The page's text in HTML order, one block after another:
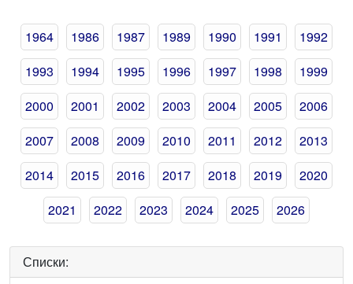
1964 1986 1987 1989 1990 1991
1992
1993
1994 1995 1996 1997 1998
1999
2000
2001 2002 2003 2004 2005
2006
2007
2008 2009 2010 2011 2012
2013
2014
2015 2016 2017 2018 2019
2020
2021
2022 2023 2024 2025 2026
Списки: